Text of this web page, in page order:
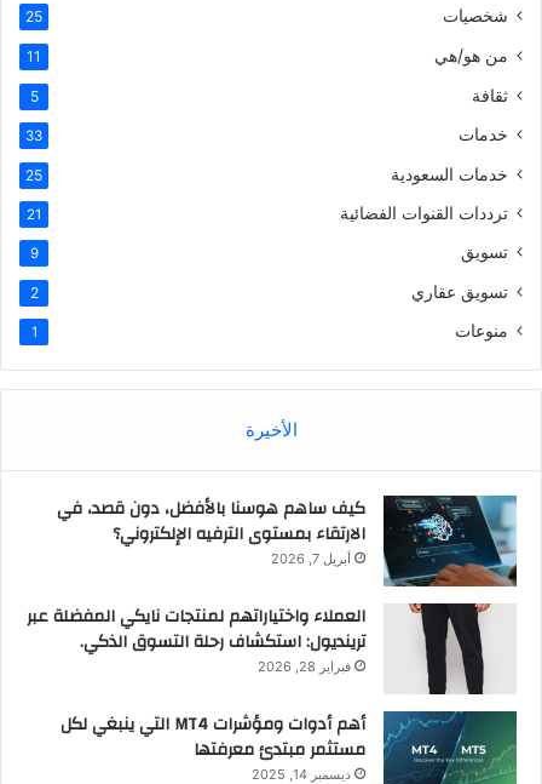
شخصيات 25
من هو/هي 11
ثقافة 5
خدمات 33
خدمات السعودية 25
ترددات القنوات الفضائية 21
تسويق 9
تسويق عقاري 2
منوعات 1
الأخيرة
كيف ساهم هوسنا بالأفضل، دون قصد، في
الارتقاء بمستوى الترفيه الإلكتروني؟
أبريل 7, 2026
العملاء واختياراتهم لمنتجات نايكي المفضلة عبر
ترينديول: استكشاف رحلة التسوق الذكي.
فبراير 28, 2026
أهم أدوات ومؤشرات MT4 التي ينبغي لكل
مستثمر مبتدئ معرفتها
ديسمبر 14, 2025